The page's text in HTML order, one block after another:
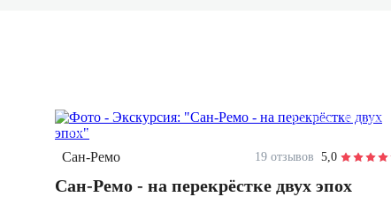
2,5 часа
пешком
индивидуальная
Сан-Ремо 5,0
19 отзывов
Сан-Ремо - на перекрёстке двух эпох